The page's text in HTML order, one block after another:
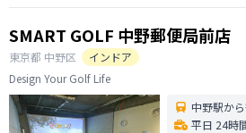
SMART GOLF 中野郵便局前店
東京都 中野区
インドア
Design Your Golf Life
中野駅か
平日 24時